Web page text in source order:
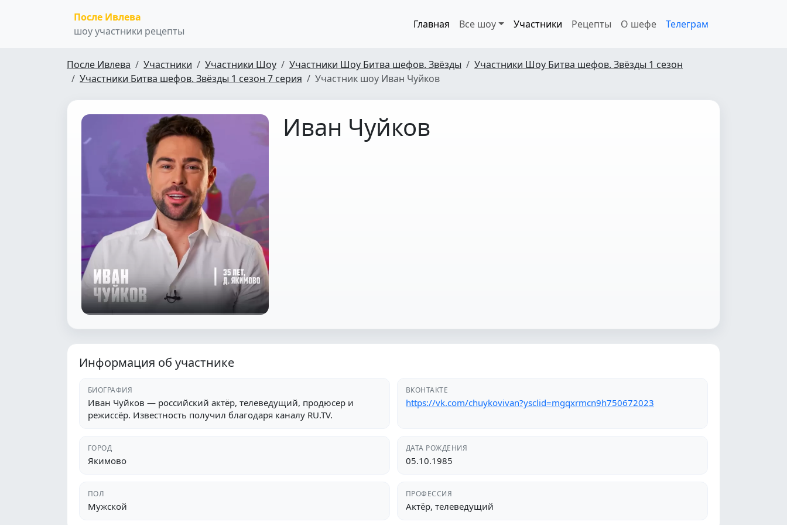
После Ивлева
шоу участники рецепты
Главная Все шоу Участники Рецепты О шефе Телеграм
После Ивлева Участники Участники Шоу Участники Шоу Битва шефов. Звёзды
Участники Шоу Битва шефов. Звёзды 1 сезон
Участники Битва шефов. Звёзды 1 сезон 7 серия
Участник шоу Иван Чуйков
Иван Чуйков
Информация об участнике
БИОГРАФИЯ
Иван Чуйков — российский актёр, телеведущий, продюсер и
режиссёр. Известность получил благодаря каналу RU.TV.
ВКОНТАКТЕ
https://vk.com/chuykovivan?ysclid=mgqxrmcn9h750672023
ГОРОД
Якимово
ДАТА РОЖДЕНИЯ
05.10.1985
ПОЛ
Мужской
ПРОФЕССИЯ
Актёр, телеведущий